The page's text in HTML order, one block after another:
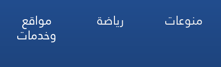
منوعات
رياضة مواقع
وخدمات